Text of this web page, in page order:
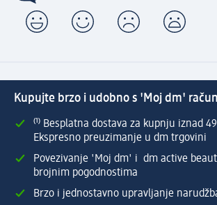
Kupujte brzo i udobno s 'Moj dm'
⁽¹⁾ Besplatna dostava za kupnju iznad
Ekspresno preuzimanje u dm trgovini
Povezivanje 'Moj dm' i dm active
brojnim pogodnostima
Brzo i jednostavno upravljanje